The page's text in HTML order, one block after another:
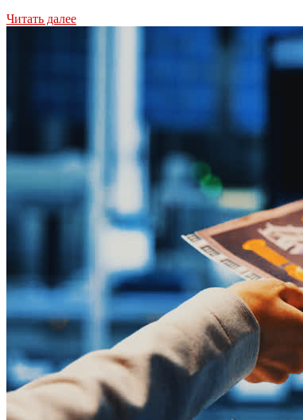
Читать далее